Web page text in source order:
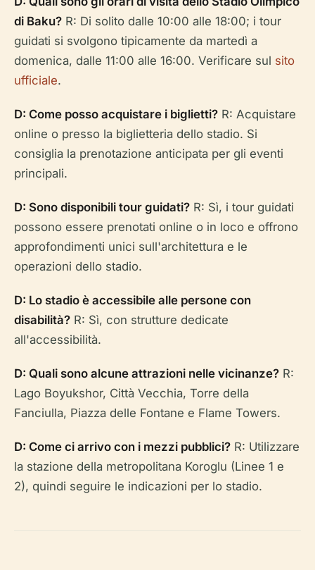
di Baku? R: Di solito dalle 10:00 alle 18:00; i tour
guidati si svolgono tipicamente da martedì a
domenica, dalle 11:00 alle 16:00. Verificare sul sito
ufficiale.
D: Come posso acquistare i biglietti? R: Acquistare
online o presso la biglietteria dello stadio. Si
consiglia la prenotazione anticipata per gli eventi
principali.
D: Sono disponibili tour guidati? R: Sì, i tour guidati
possono essere prenotati online o in loco e offrono
approfondimenti unici sull'architettura e le
operazioni dello stadio.
D: Lo stadio è accessibile alle persone con
disabilità? R: Sì, con strutture dedicate
all'accessibilità.
D: Quali sono alcune attrazioni nelle vicinanze? R:
Lago Boyukshor, Città Vecchia, Torre della
Fanciulla, Piazza delle Fontane e Flame Towers.
D: Come ci arrivo con i mezzi pubblici? R: Utilizzare
la stazione della metropolitana Koroglu (Linee 1 e
2), quindi seguire le indicazioni per lo stadio.